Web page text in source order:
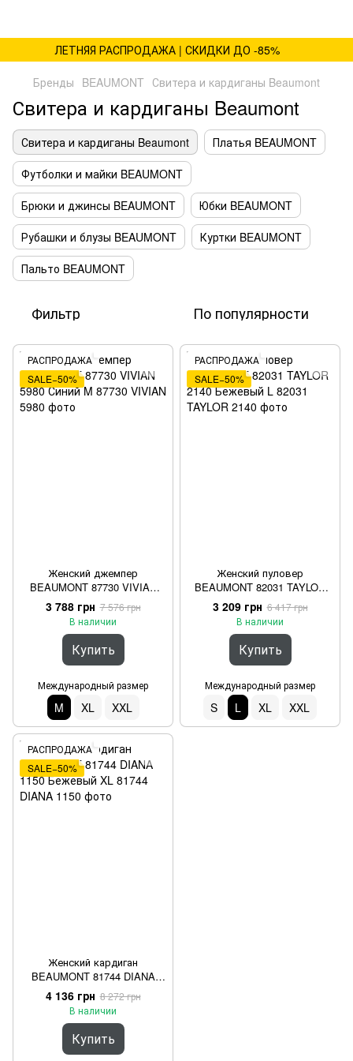
ЛЕТНЯЯ РАСПРОДАЖА | СКИДКИ ДО -85%
Бренды BEAUMONT Свитера и кардиганы Beaumont
Свитера и кардиганы Beaumont
Свитера и кардиганы Beaumont
Платья BEAUMONT
Футболки и майки BEAUMONT
Брюки и джинсы BEAUMONT
Юбки BEAUMONT
Рубашки и блузы BEAUMONT
Куртки BEAUMONT
Пальто BEAUMONT
Фильтр По популярности
РАСПРОДАЖА
SALE−50%
Женский джемпер
BEAUMONT 87730 VIVIAN
5980 Синий M
3 788 грн 7 576 грн
В наличии
Купить
Международный размер
M XL XXL
РАСПРОДАЖА
SALE−50%
Женский пуловер
BEAUMONT 82031 TAYLOR
2140 Бежевый L
3 209 грн 6 417 грн
В наличии
Купить
Международный размер
S L XL XXL
РАСПРОДАЖА
SALE−50%
Женский кардиган
BEAUMONT 81744 DIANA
1150 Бежевый XL
4 136 грн 8 272 грн
В наличии
Купить